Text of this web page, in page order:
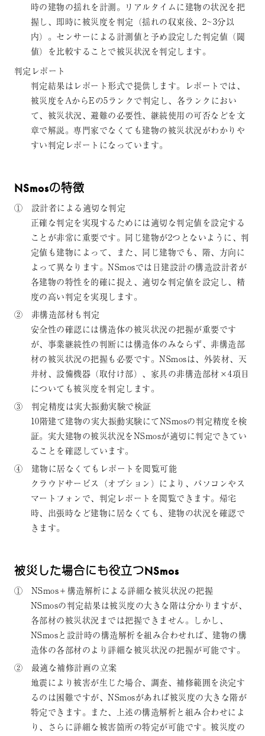
時の建物の揺れを計測。リアルタイムに建物の状況を把
握し、即時に被災度を判定（揺れの収束後、2~3分以
内）。センサーによる計測値と予め設定した判定値（閾
値）を比較することで被災状況を判定します。
判定レポート
判定結果はレポート形式で提供します。レポートでは、
被災度をAからEの5ランクで判定し、各ランクにおい
て、被災状況、避難の必要性、継続使用の可否などを文
章で解説。専門家でなくても建物の被災状況がわかりや
すい判定レポートになっています。
NSmosの特徴
① 設計者による適切な判定
正確な判定を実現するためには適切な判定値を設定する
ことが非常に重要です。同じ建物が2つとないように、判
定値も建物によって、また、同じ建物でも、階、方向に
よって異なります。NSmosでは日建設計の構造設計者が
各建物の特性を的確に捉え、適切な判定値を設定し、精
度の高い判定を実現します。
② 非構造部材も判定
安全性の確認には構造体の被災状況の把握が重要です
が、事業継続性の判断には構造体のみならず、非構造部
材の被災状況の把握も必要です。NSmosは、外装材、天
井材、設備機器（取付け部）、家具の非構造部材×4項目
についても被災度を判定します。
③ 判定精度は実大振動実験で検証
10階建て建物の実大振動実験にてNSmosの判定精度を検
証。実大建物の被災状況をNSmosが適切に判定できてい
ることを確認しています。
④ 建物に居なくてもレポートを閲覧可能
クラウドサービス（オプション）により、パソコンやス
マートフォンで、判定レポートを閲覧できます。帰宅
時、出張時など建物に居なくても、建物の状況を確認で
きます。
被災した場合にも役立つNSmos
① NSmos＋構造解析による詳細な被災状況の把握
NSmosの判定結果は被災度の大きな階は分かりますが、
各部材の被災状況までは把握できません。しかし、
NSmosと設計時の構造解析を組み合わせれば、建物の構
造体の各部材のより詳細な被災状況の把握が可能です。
② 最適な補修計画の立案
地震により被害が生じた場合、調査、補修範囲を決定す
るのは困難ですが、NSmosがあれば被災度の大きな階が
特定できます。また、上述の構造解析と組み合わせによ
り、さらに詳細な被害箇所の特定が可能です。被災度の